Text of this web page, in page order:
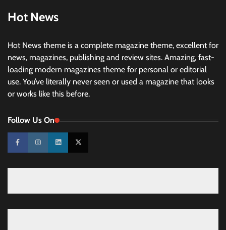
Hot News
Hot News theme is a complete magazine theme, excellent for
news, magazines, publishing and review sites. Amazing, fast-
loading modern magazines theme for personal or editorial
use. You’ve literally never seen or used a magazine that looks
or works like this before.
Follow Us On